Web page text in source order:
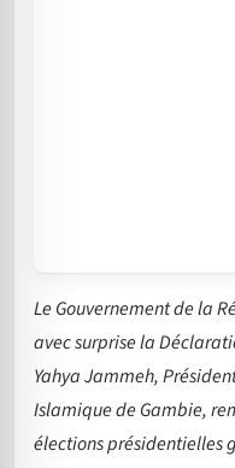
Le Gouvernement de la
avec surprise la
Yahya Jammeh,
Islamique de Gambie,
élections présidentielles